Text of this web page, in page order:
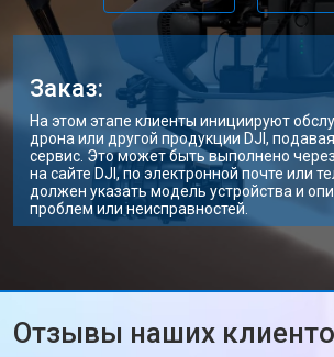
Заказ:
На этом этапе клиенты инициируют
дрона или другой продукции DJI,
сервис. Это может быть выполнено
на сайте DJI, по электронной почте или
должен указать модель устройства и
проблем или неисправностей.
Отзывы наших